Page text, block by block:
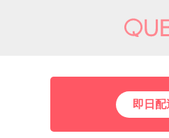
即日配